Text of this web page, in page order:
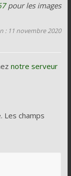
pour les images
: 11 novembre 2020
notre serveur
Les champs